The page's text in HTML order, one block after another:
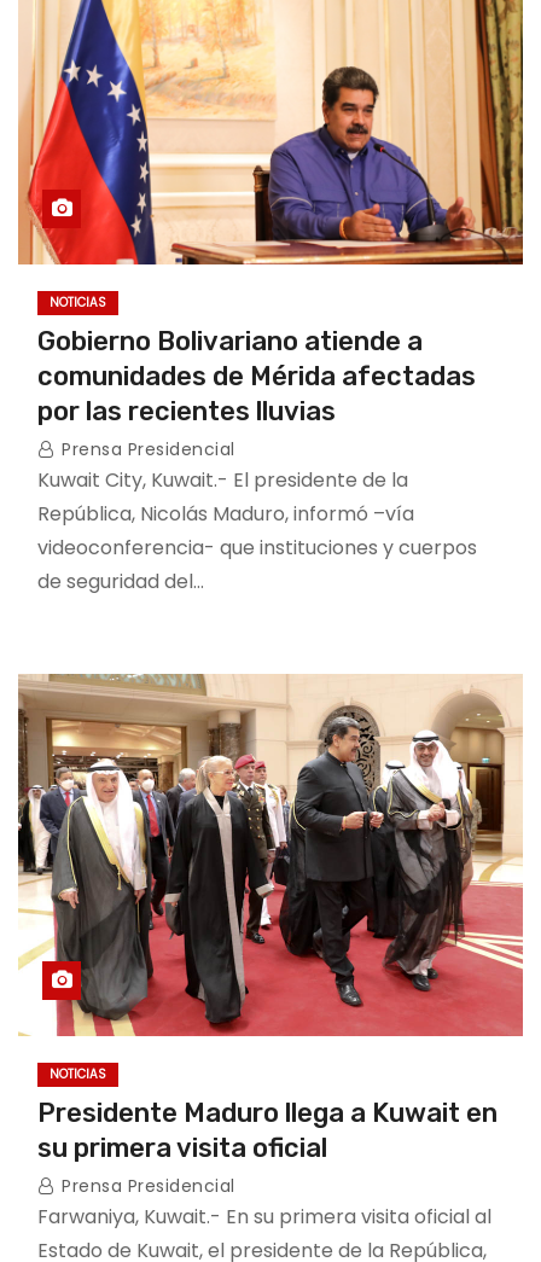
NOTICIAS
Gobierno Bolivariano atiende a
comunidades de Mérida afectadas
por las recientes lluvias
Prensa Presidencial
Kuwait City, Kuwait.- El presidente de la
República, Nicolás Maduro, informó –vía
videoconferencia- que instituciones y cuerpos
de seguridad del…
NOTICIAS
Presidente Maduro llega a Kuwait en
su primera visita oficial
Prensa Presidencial
Farwaniya, Kuwait.- En su primera visita oficial al
Estado de Kuwait, el presidente de la República,